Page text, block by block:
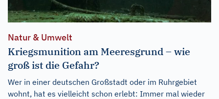
Natur & Umwelt
Kriegsmunition am Meeresgrund – wie
groß ist die Gefahr?
Wer in einer deutschen Großstadt oder im Ruhrgebiet
wohnt, hat es vielleicht schon erlebt: Immer mal wieder